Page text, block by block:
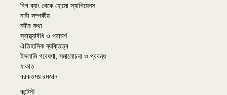
বিগ ব্যাং থেকে হোমো স্যাপিয়েনস
নারী সম্পর্কীয়
নদীর কথা
স্বাস্থ্যবিধি ও পরামর্শ
ঐতিহাসিক ব্যক্তিত্ব
ইসলামি গবেষণা, সমালোচনা ও প্রবন্ধ
যাকাত
বরকতময় রমজান
কন্টেস্ট